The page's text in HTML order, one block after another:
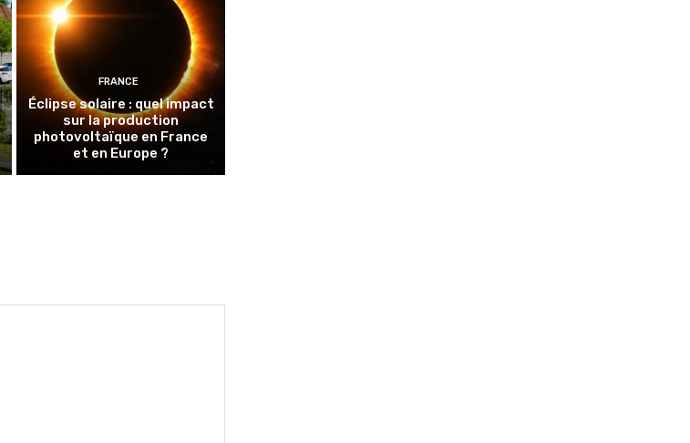
FRANCE
Éclipse solaire : quel impact
sur la production
photovoltaïque en France
et en Europe ?